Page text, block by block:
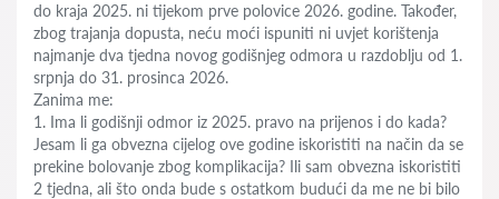
do kraja 2025. ni tijekom prve polovice 2026. godine. Također,
zbog trajanja dopusta, neću moći ispuniti ni uvjet korištenja
najmanje dva tjedna novog godišnjeg odmora u razdoblju od 1.
srpnja do 31. prosinca 2026.
Zanima me:
1. Ima li godišnji odmor iz 2025. pravo na prijenos i do kada?
Jesam li ga obvezna cijelog ove godine iskoristiti na način da se
prekine bolovanje zbog komplikacija? Ili sam obvezna iskoristiti
2 tjedna, ali što onda bude s ostatkom budući da me ne bi bilo